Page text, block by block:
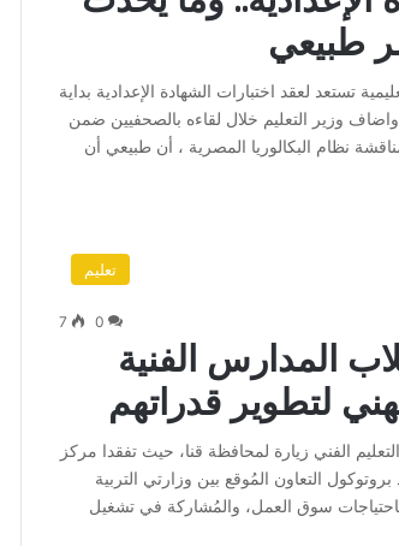
طبيعي
تستعد لعقد اختبارات الشهادة الإعدادية بداية
الجمهورية. واضاف وزير التعليم خلال لقاءه بالصحفيين ضمن
نظام البكالوريا المصرية ، أن طبيعي أن
تعليم
0
7
المدارس الفنية
لتطوير قدراتهم
الفني زيارة لمحافظة قنا، حيث تفقدا مركز
التعاون المُوقع بين وزارتي التربية
باحتياجات سوق العمل، والمُشاركة في تشغيل